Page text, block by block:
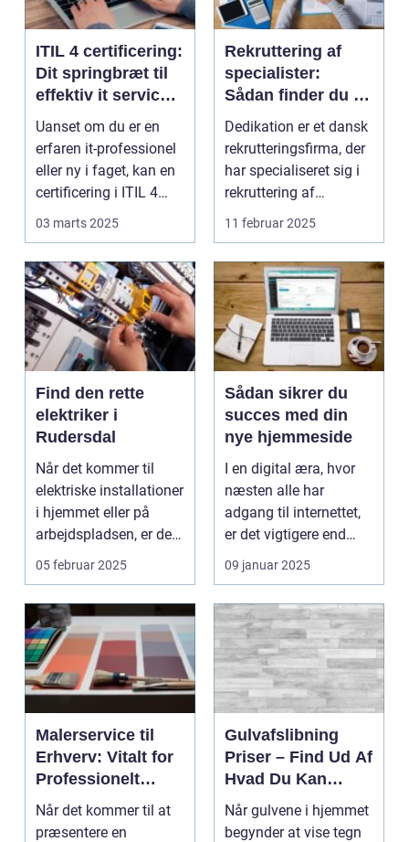
ITIL 4 certificering:
Dit springbræt til
effektiv it service
management
Uanset om du er en
erfaren it-professionel
eller ny i faget, kan en
certificering i ITIL 4
vær...
03 marts 2025
Rekruttering af
specialister:
Sådan finder du de
perfekte
kandidater til din
virksomhed
Dedikation er et dansk
rekrutteringsfirma, der
har specialiseret sig i
rekruttering af
specialister ...
11 februar 2025
Find den rette
elektriker i
Rudersdal
Når det kommer til
elektriske installationer
i hjemmet eller på
arbejdspladsen, er det
e...
05 februar 2025
Sådan sikrer du
succes med din
nye hjemmeside
I en digital æra, hvor
næsten alle har
adgang til internettet,
er det vigtigere end
noge...
09 januar 2025
Malerservice til
Erhverv: Vitalt for
Professionelt
Indtryk og
Arbejdsmiljø
Når det kommer til at
præsentere en
Gulvafslibning
Priser – Find Ud Af
Hvad Du Kan
Forvente at Betale
Når gulvene i hjemmet
begynder at vise tegn